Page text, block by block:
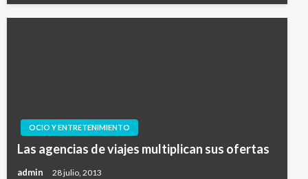
OCIO Y ENTRETENIMIENTO
Las agencias de viajes multiplican sus ofertas
admin 28 julio, 2013